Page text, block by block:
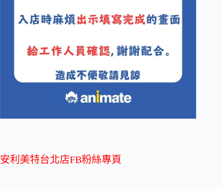
安利美特台北店FB粉絲專頁